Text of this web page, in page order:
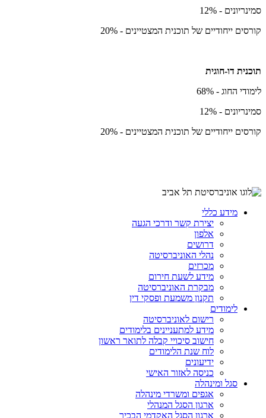
סמינריונים - 12%
קורסים ייחודיים של תוכנית המצטיינים - 20%
תוכנית דו-חוגית
לימודי החוג - 68%
סמינריונים - 12%
קורסים ייחודיים של תוכנית המצטיינים - 20%
מידע כללי
יצירת קשר ודרכי הגעה
אלפון
דרושים
נהלי האוניברסיטה
מכרזים
מידע לשעת חירום
מבקרת האוניברסיטה
תקנון משמעת ופסקי דין
לימודים
רישום לאוניברסיטה
מידע למתעניינים בלימודים
חישוב סיכויי קבלה לתואר ראשון
לוח שנת הלימודים
ידיעונים
כניסה לאזור האישי
סגל ומינהלה
אגפים ומשרדי מינהלה
ארגון הסגל המנהלי
ארגון הסגל האקדמי הבכיר